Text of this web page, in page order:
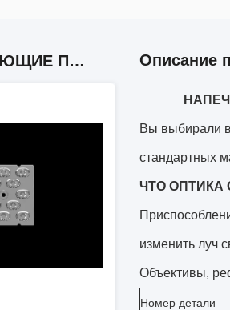
СОПУТСТВУЮЩИЕ ПРОДУКТЫ Описание
Вы выбирали
стандартных
ЧТО ОПТИКА
изменить луч
Объективы,
Номер детали